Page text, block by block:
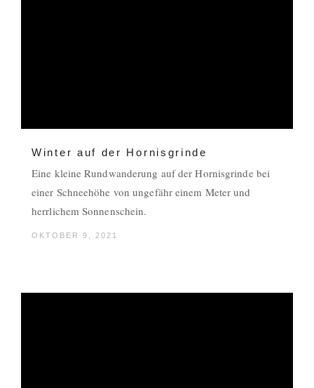
Winter auf der Hornisgrinde
Eine kleine Rundwanderung auf der Hornisgrinde bei
einer Schneehöhe von ungefähr einem Meter und
herrlichem Sonnenschein.
OKTOBER 9, 2021